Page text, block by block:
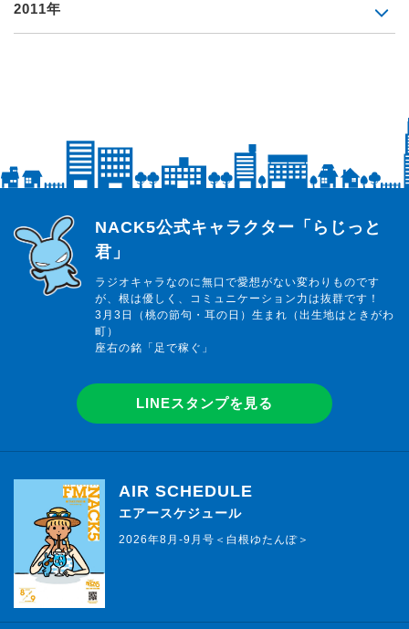
2011年
らじっと君
NACK5公式キャラクター「らじっと
君」
ラジオキャラなのに無口で愛想がない変わりものです
が、根は優しく、コミュニケーション力は抜群です！
3月3日（桃の節句・耳の日）生まれ（出生地はときがわ
町）
座右の銘「足で稼ぐ」
LINEスタンプを見る
AIR SCHEDULE
エアースケジュール
2026年8月-9月号＜白根ゆたんぽ＞